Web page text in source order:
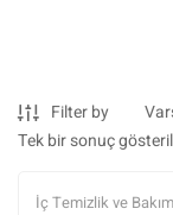
Filter by
Tek bir sonuç
İç Temizlik ve Bakım